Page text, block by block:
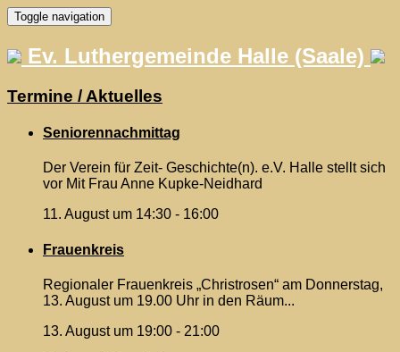
Skip
to
content
Toggle navigation
Ev. Luthergemeinde Halle (Saale)
Termine / Aktuelles
Seniorennachmittag
Der Verein für Zeit- Geschichte(n). e.V. Halle stellt sich
vor Mit Frau Anne Kupke-Neidhard
11. August um 14:30 - 16:00
Frauenkreis
Regionaler Frauenkreis „Christrosen“ am Donnerstag,
13. August um 19.00 Uhr in den Räum...
13. August um 19:00 - 21:00